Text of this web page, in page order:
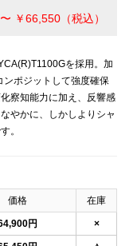
￥66,550（税込）
を採用。加
ンポジットして強度確保
察知能力に加え、反響感
やかに、しかしよりシャ
。
価格 在庫
円 ×